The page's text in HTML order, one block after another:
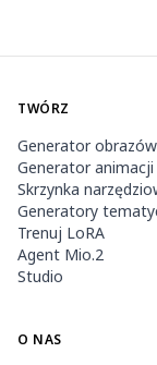
TWÓRZ
Generator
Generator
Skrzynka
Generatory
Trenuj LoRA
Agent Mio.2
Studio
O NAS